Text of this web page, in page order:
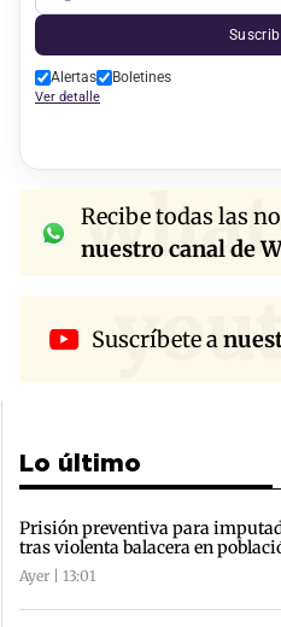
Alertas Boletines
Ver detalle
Recibe todas las
nuestro canal de
Suscríbete a
Lo último
Prisión preventiva para
tras violenta balacera en
Ayer | 13:01